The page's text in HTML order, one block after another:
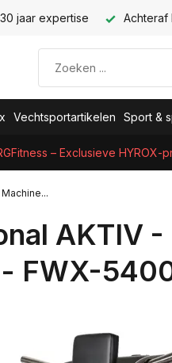
30 jaar expertise Achteraf
Vechtsportartikelen Sport &
– Exclusieve
AKTIV
FWX-